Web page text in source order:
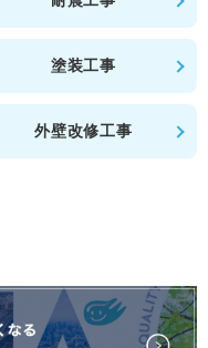
塗装工事
外壁改修工事